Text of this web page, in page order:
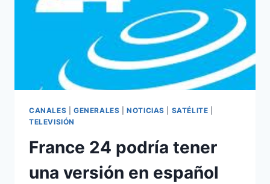
CANALES GENERALES |NOTICIAS SATÉLITE
TELEVISIÓN
France 24 podría tener
una versión en español